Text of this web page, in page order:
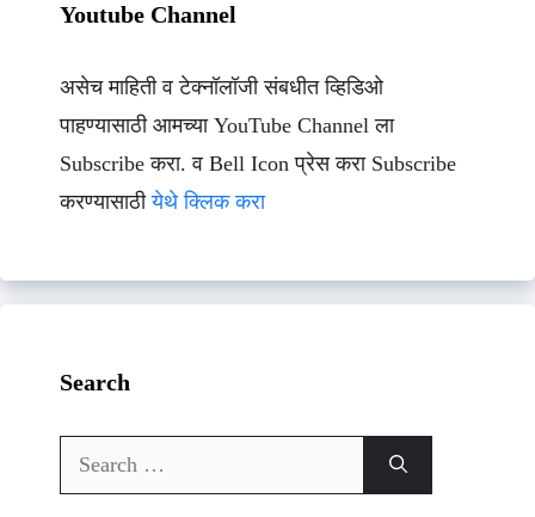
Youtube Channel
असेच माहिती व टेक्नॉलॉजी संबधीत व्हिडिओ
पाहण्यासाठी आमच्या YouTube Channel ला
Subscribe करा. व Bell Icon प्रेस करा Subscribe
करण्यासाठीयेथे क्लिक करा
Search
Search
for: